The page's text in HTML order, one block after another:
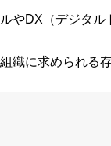
やDX（デジタル
織に求められる